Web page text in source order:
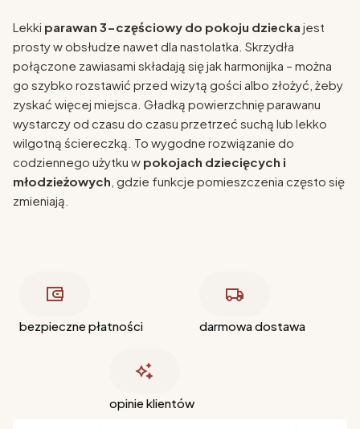
Lekki parawan 3-częściowy do pokoju dziecka jest
prosty w obsłudze nawet dla nastolatka. Skrzydła
połączone zawiasami składają się jak harmonijka – można
go szybko rozstawić przed wizytą gości albo złożyć, żeby
zyskać więcej miejsca. Gładką powierzchnię parawanu
wystarczy od czasu do czasu przetrzeć suchą lub lekko
wilgotną ściereczką. To wygodne rozwiązanie do
codziennego użytku w pokojach dziecięcych i
młodzieżowych , gdzie funkcje pomieszczenia często się
zmieniają.
bezpieczne płatności darmowa dostawa
opinie klientów